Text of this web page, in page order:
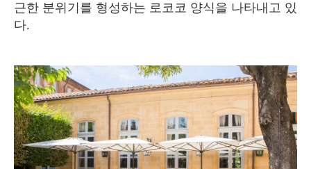
근한 분위기를 형성하는 로코코 양식을 나타내고 있
다.